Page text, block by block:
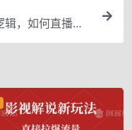
，如何直播，